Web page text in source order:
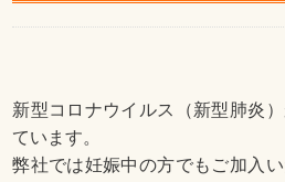
新型コロナウイルス（新型肺炎
ています。
弊社では妊娠中の方でもご加入